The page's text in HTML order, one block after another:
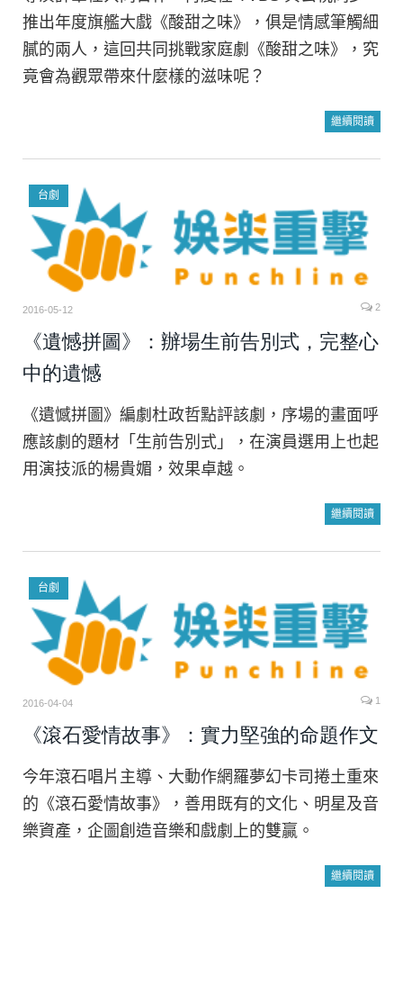
推出年度旗艦大戲《酸甜之味》，俱是情感筆觸細
膩的兩人，這回共同挑戰家庭劇《酸甜之味》，究
竟會為觀眾帶來什麼樣的滋味呢？
繼續閱讀
台劇
2016-05-12 2
《遺憾拼圖》：辦場生前告別式，完整心
中的遺憾
《遺憾拼圖》編劇杜政哲點評該劇，序場的畫面呼
應該劇的題材「生前告別式」，在演員選用上也起
用演技派的楊貴媚，效果卓越。
繼續閱讀
台劇
2016-04-04 1
《滾石愛情故事》：實力堅強的命題作文
今年滾石唱片主導、大動作網羅夢幻卡司捲土重來
的《滾石愛情故事》，善用既有的文化、明星及音
樂資產，企圖創造音樂和戲劇上的雙贏。
繼續閱讀